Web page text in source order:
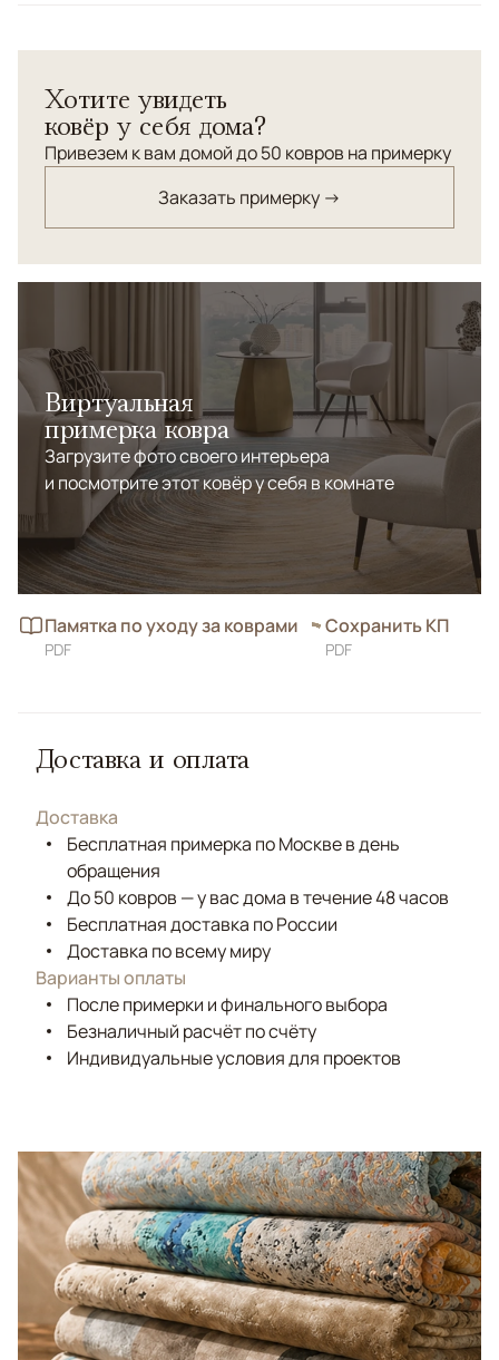
из шелка высшей категории на хлопковой уточной
основе.
Хотите увидеть
ковёр у себя дома?
Привезем к вам домой до 50 ковров на примерку
Заказать примерку →
Виртуальная
примерка ковра
Загрузите фото своего интерьера
и посмотрите этот ковёр у себя в комнате
Памятка по уходу за коврами
PDF
Сохранить КП
PDF
Доставка и оплата
Доставка
Бесплатная примерка по Москве в день
обращения
До 50 ковров — у вас дома в течение 48 часов
Бесплатная доставка по России
Доставка по всему миру
Варианты оплаты
После примерки и финального выбора
Безналичный расчёт по счёту
Индивидуальные условия для проектов